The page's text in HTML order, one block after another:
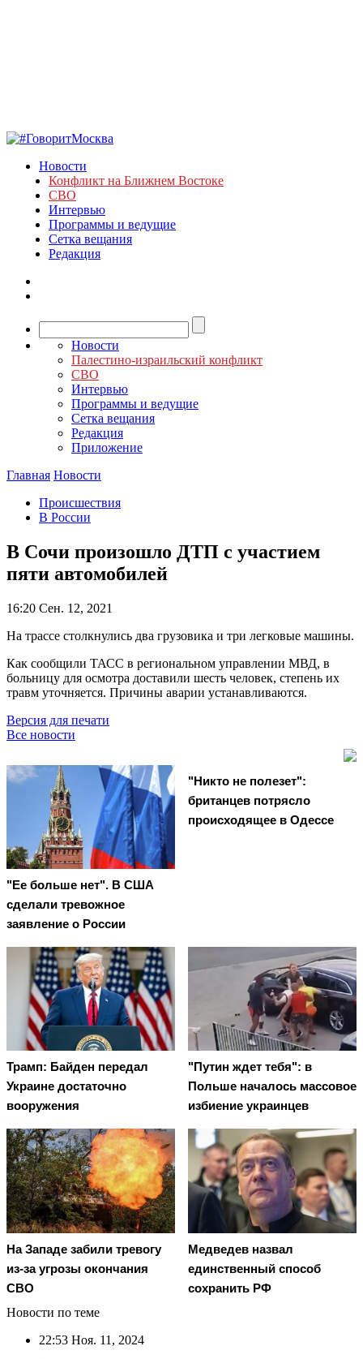
Новости
Конфликт на Ближнем Востоке
СВО
Интервью
Программы и ведущие
Сетка вещания
Редакция
Новости
Палестино-израильский конфликт
СВО
Интервью
Программы и ведущие
Сетка вещания
Редакция
Приложение
Главная Новости
Происшествия
В России
В Сочи произошло ДТП с участием
пяти автомобилей
16:20 Сен. 12, 2021
На трассе столкнулись два грузовика и три легковые машины.
Как сообщили ТАСС в региональном управлении МВД, в
больницу для осмотра доставили шесть человек, степень их
травм уточняется. Причины аварии устанавливаются.
Версия для печати
Все новости
"Ее больше нет". В США
сделали тревожное
заявление о России
"Никто не полезет":
британцев потрясло
происходящее в Одессе
Трамп: Байден передал
Украине достаточно
вооружения
"Путин ждет тебя": в
Польше началось массовое
избиение украинцев
На Западе забили тревогу
из-за угрозы окончания
СВО
Медведев назвал
единственный способ
сохранить РФ
Новости по теме
22:53 Ноя. 11, 2024